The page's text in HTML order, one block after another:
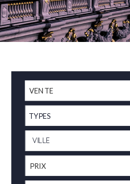
TYPES